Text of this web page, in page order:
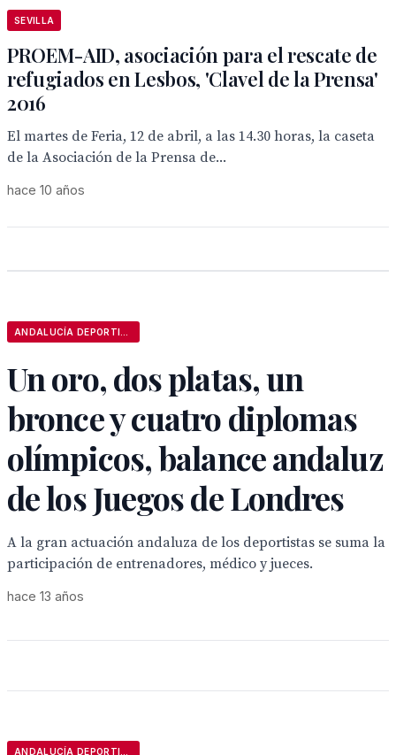
SEVILLA
PROEM-AID, asociación para el rescate de
refugiados en Lesbos, 'Clavel de la Prensa'
2016
El martes de Feria, 12 de abril, a las 14.30 horas, la caseta
de la Asociación de la Prensa de...
hace 10 años
Un oro, dos platas, un
bronce y cuatro diplomas
olímpicos, balance andaluz
de los Juegos de Londres
A la gran actuación andaluza de los deportistas se suma la
participación de entrenadores, médico y jueces.
hace 13 años